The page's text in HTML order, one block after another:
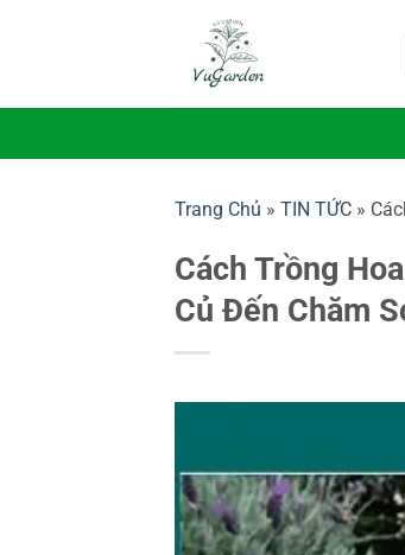
dung
Trang Chủ » TIN TỨC »
Cách Trồng
Củ Đến Chăm